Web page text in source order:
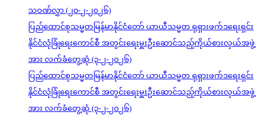
သဝဏ်လွှာ (၂၀-၂-၂၀၂၆)
ပြည်ထောင်စုသမ္မတမြန်မာနိုင်ငံတော် ယာယီသမ္မတ ရုရှားဖက်ဒရေးရှင်း
နိုင်ငံလုံခြုံရေးကောင်စီ အတွင်းရေးမှူးဦးဆောင်သည့်ကိုယ်စားလှယ်အဖွဲ့
အား လက်ခံတွေ့ဆုံ (၃-၂-၂၀၂၆)
ပြည်ထောင်စုသမ္မတမြန်မာနိုင်ငံတော် ယာယီသမ္မတ ရုရှားဖက်ဒရေးရှင်း
နိုင်ငံလုံခြုံရေးကောင်စီ အတွင်းရေးမှူးဦးဆောင်သည့်ကိုယ်စားလှယ်အဖွဲ့
အား လက်ခံတွေ့ဆုံ (၃-၂-၂၀၂၆)